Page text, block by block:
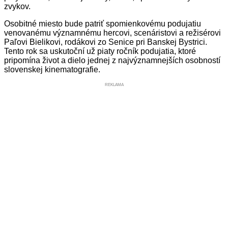
zvykov.
Osobitné miesto bude patriť spomienkovému podujatiu
venovanému významnému hercovi, scenáristovi a režisérovi
Paľovi Bielikovi, rodákovi zo Senice pri Banskej Bystrici.
Tento rok sa uskutoční už piaty ročník podujatia, ktoré
pripomína život a dielo jednej z najvýznamnejších osobností
slovenskej kinematografie.
REKLAMA